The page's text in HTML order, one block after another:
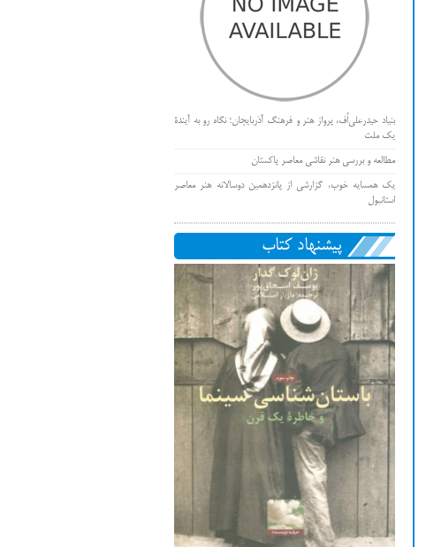
بنیاد حیدرعلی‌اُف، پرواز هنر و فرهنگ آذربایجان؛ نگاه رو به آیندۀ
یک ملت
مطالعه و بررسی هنر نقاشی معاصر پاکستان
یک همسایه خوب، گزارشی از پانزدهمین دوسالانه هنر معاصر
استانبول
پیشنهاد کتاب